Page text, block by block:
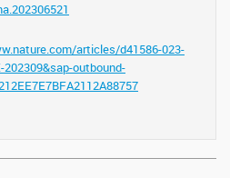
articles/d41586-023-
202309&sap-outbound-